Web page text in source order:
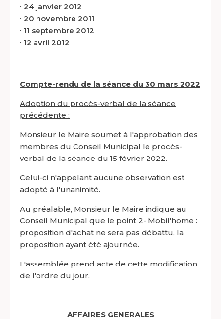
∙ 24 janvier 2012
∙ 20 novembre 2011
∙ 11 septembre 2012
∙ 12 avril 2012
Compte-rendu de la séance du 30 mars 2022
Adoption du procès-verbal de la séance
précédente :
Monsieur le Maire soumet à l'approbation des
membres du Conseil Municipal le procès-
verbal de la séance du 15 février 2022.
Celui-ci n'appelant aucune observation est
adopté à l'unanimité.
Au préalable, Monsieur le Maire indique au
Conseil Municipal que le point 2- Mobil'home :
proposition d'achat ne sera pas débattu, la
proposition ayant été ajournée.
L'assemblée prend acte de cette modification
de l'ordre du jour.
AFFAIRES GENERALES